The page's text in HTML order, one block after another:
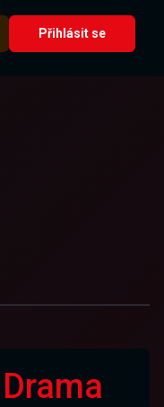
Přihlásit se
Drama